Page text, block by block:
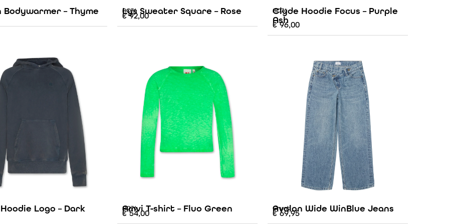
Bodywarmer – Thyme AO76
Lys Sweater Square – Rose
€92,00 AO76
Clyde Hoodie Focus – Purple
Ash
€96,00
Logo – Dark
AO76
Amvi T-shirt – Fluo Green
€54,00 Grunt
Avalon Wide WinBlue Jeans
€69,95